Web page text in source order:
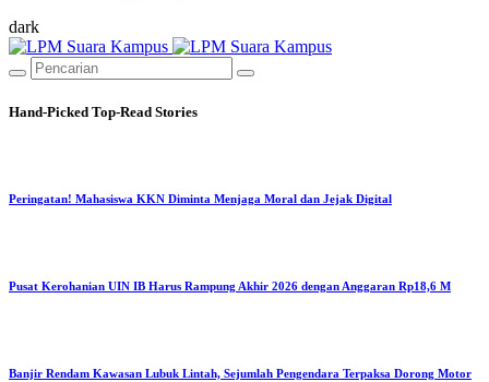
dark
Hand-Picked Top-Read Stories
Peringatan! Mahasiswa KKN Diminta Menjaga Moral dan Jejak Digital
Pusat Kerohanian UIN IB Harus Rampung Akhir 2026 dengan Anggaran Rp18,6 M
Banjir Rendam Kawasan Lubuk Lintah, Sejumlah Pengendara Terpaksa Dorong Motor